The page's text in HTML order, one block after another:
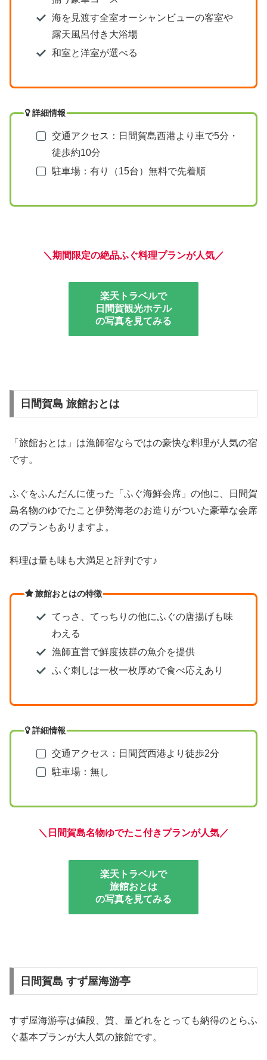
海を見渡す全室オーシャンビューの客室や
露天風呂付き大浴場
和室と洋室が選べる
詳細情報
交通アクセス：日間賀島西港より車で5分・
徒歩約10分
駐車場：有り（15台）無料で先着順
＼期間限定の絶品ふぐ料理プランが人気／
楽天トラベルで
日間賀観光ホテル
の写真を見てみる
日間賀島 旅館おとは
「旅館おとは」は漁師宿ならではの豪快な料理が人気の宿
です。
ふぐをふんだんに使った「ふぐ海鮮会席」の他に、日間賀
島名物のゆでたこと伊勢海老のお造りがついた豪華な会席
のプランもありますよ。
料理は量も味も大満足と評判です♪
旅館おとはの特徴
てっさ、てっちりの他にふぐの唐揚げも味
わえる
漁師直営で鮮度抜群の魚介を提供
ふぐ刺しは一枚一枚厚めで食べ応えあり
詳細情報
交通アクセス：日間賀西港より徒歩2分
駐車場：無し
＼ 日間賀島名物ゆでたこ付きプランが人気／
楽天トラベルで
旅館おとは
の写真を見てみる
日間賀島 すず屋海游亭
すず屋海游亭は値段、質、量どれをとっても納得のとらふ
ぐ基本プランが大人気の旅館です。